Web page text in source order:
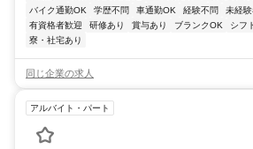
バイク通勤OK
学歴不問 車通勤OK 経験不問 未経
有資格者歓迎
研修あり 賞与あり ブランクOK シフ
寮・社宅あり
同じ企業の求人
アルバイト・パート